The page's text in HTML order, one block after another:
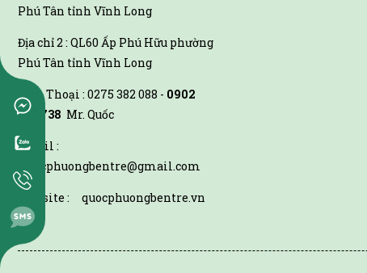
Phú Tân tỉnh Vĩnh Long
Địa chỉ 2 : QL60 Ấp Phú Hữu phường
Phú Tân tỉnh Vĩnh Long
Điện Thoại : 0275 382 088 - 0902
943 738 Mr. Quốc
Email :
quocphuongbentre@gmail.com
Website : quocphuongbentre.vn